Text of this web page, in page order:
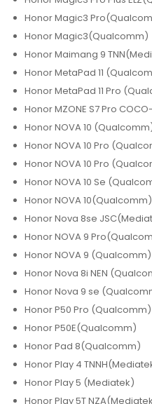
Honor Magic3
Honor Magic3(Qualcomm)
Honor Maimang 9
Honor MetaPad 11
Honor MetaPad 11 Pro
Honor MZONE S7 Pro
Honor NOVA 10
Honor NOVA 10 Pro
Honor NOVA 10 Pro
Honor NOVA 10 Se
Honor NOVA 10(Qualcomm)
Honor Nova 8se
Honor NOVA 9
Honor NOVA 9 (Qualcomm)
Honor Nova 8i NEN
Honor Nova 9 se
Honor P50 Pro (Qualcomm)
Honor P50E(Qualcomm)
Honor Pad 8(Qualcomm)
Honor Play 4
Honor Play 5 (Mediatek)
Honor Play 5T